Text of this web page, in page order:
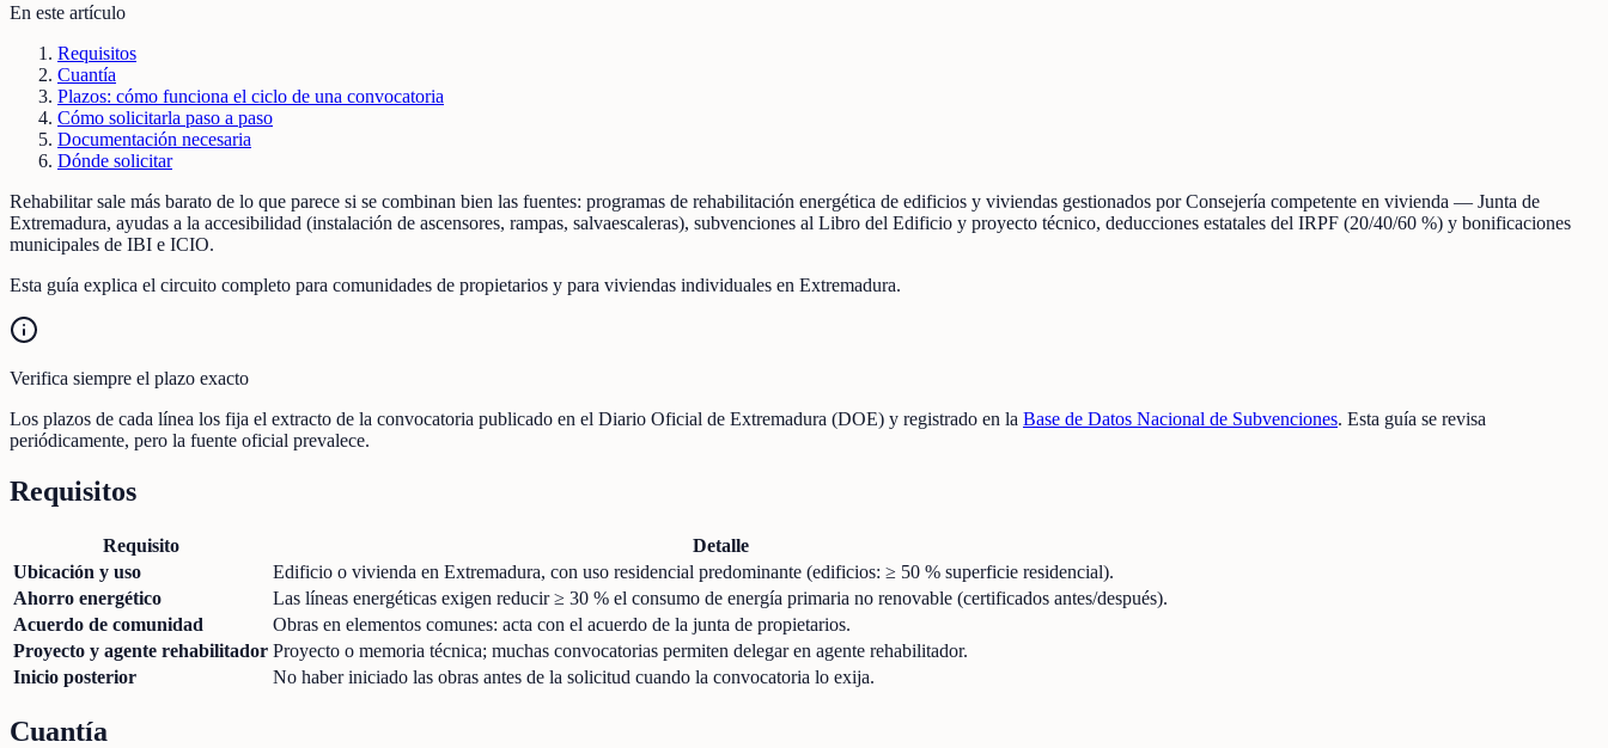
En este artículo
Requisitos
Cuantía
Plazos: cómo funciona el ciclo de una convocatoria
Cómo solicitarla paso a paso
Documentación necesaria
Dónde solicitar
Rehabilitar sale más barato de lo que parece si se combinan bien las fuentes: programas de rehabilitación energética de edificios y viviendas gestionados por Consejería competente en vivienda — Junta de
Extremadura, ayudas a la accesibilidad (instalación de ascensores, rampas, salvaescaleras), subvenciones al Libro del Edificio y proyecto técnico, deducciones estatales del IRPF (20/40/60 %) y bonificaciones
municipales de IBI e ICIO.
Esta guía explica el circuito completo para comunidades de propietarios y para viviendas individuales en Extremadura.
Verifica siempre el plazo exacto
Los plazos de cada línea los fija el extracto de la convocatoria publicado en el Diario Oficial de Extremadura (DOE) y registrado en la Base de Datos Nacional de Subvenciones. Esta guía se revisa
periódicamente, pero la fuente oficial prevalece.
Requisitos
Requisito
Detalle
Ubicación y uso
Edificio o vivienda en Extremadura, con uso residencial predominante (edificios: ≥ 50 % superficie residencial).
Ahorro energético
Las líneas energéticas exigen reducir ≥ 30 % el consumo de energía primaria no renovable (certificados antes/después).
Acuerdo de comunidad
Obras en elementos comunes: acta con el acuerdo de la junta de propietarios.
Proyecto y agente rehabilitador Proyecto o memoria técnica; muchas convocatorias permiten delegar en agente rehabilitador.
Inicio posterior
No haber iniciado las obras antes de la solicitud cuando la convocatoria lo exija.
Cuantía